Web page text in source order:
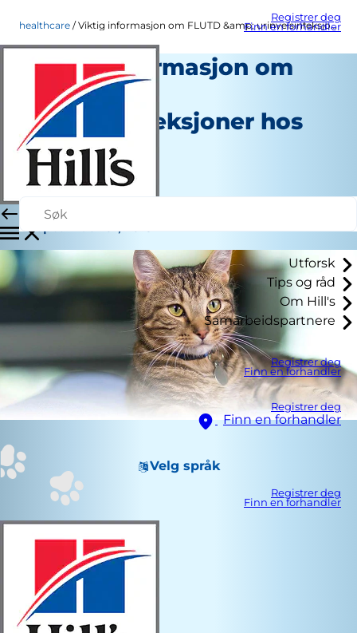
Registrer deg
Finn en forhandler
Utforsk
Tips og råd
Om Hill's
Samarbeidspartnere
Registrer deg
Finn en forhandler
Registrer deg
Finn en forhandler
Velg språk
Registrer deg
Finn en forhandler
healthcare Viktig informasjon om FLUTD &amp; urinveisinfeksjoner hos katt
Viktig informasjon om
FLUTD &
urinveisinfeksjoner hos
katt
Helse
Stabsforfatter